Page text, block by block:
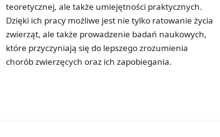
teoretycznej, ale także umiejętności praktycznych.
Dzięki ich pracy możliwe jest nie tylko ratowanie życia
zwierząt, ale także prowadzenie badań naukowych,
które przyczyniają się do lepszego zrozumienia
chorób zwierzęcych oraz ich zapobiegania.